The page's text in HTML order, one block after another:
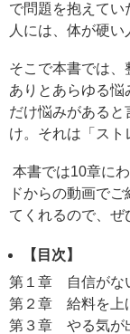
で問題を抱えてい
人には、体が硬い
そこで本書では、
ありとあらゆる悩
だけ悩みがある
け。それは「スト
本書では10章に
ドからの動画で
てくれるので、ぜ
【目次】
第１章 自信がな
第２章 給料を上
第３章 やる気が